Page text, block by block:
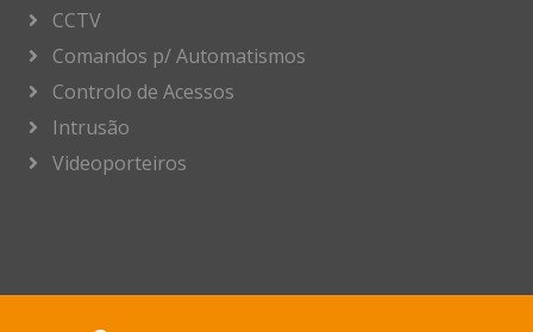
CCTV
Comandos p/ Automatismos
Controlo de Acessos
Intrusão
Videoporteiros